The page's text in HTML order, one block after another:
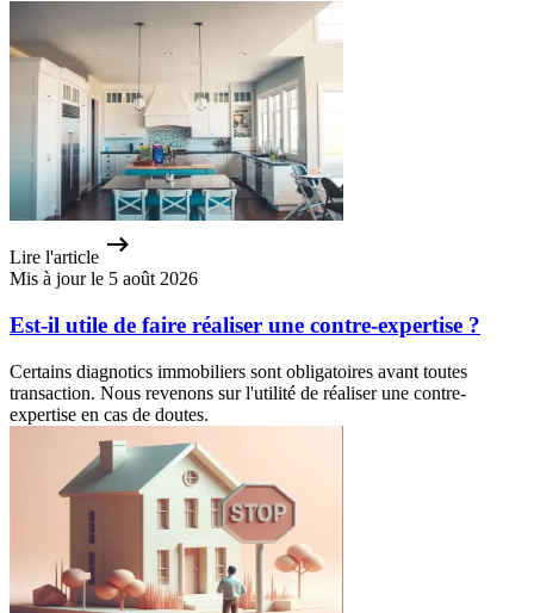
Lire l'article
Mis à jour le 5 août 2026
Est-il utile de faire réaliser une contre-expertise ?
Certains diagnotics immobiliers sont obligatoires avant toutes
transaction. Nous revenons sur l'utilité de réaliser une contre-
expertise en cas de doutes.